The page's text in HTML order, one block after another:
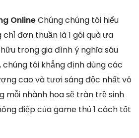
OnlineChúng chúng tôi hiểu
đơn thuần là 1 gói quà ưa
trong gia đình ý nghĩa sâu
chúng tôi khẳng định dùng các
cao và tươi sáng độc nhất vô
mỗi nhành hoa sẽ tràn trề sinh
điệp của game thủ 1 cách tốt